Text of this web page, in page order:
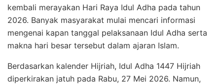
kembali merayakan Hari Raya Idul Adha pada tahun
2026. Banyak masyarakat mulai mencari informasi
mengenai kapan tanggal pelaksanaan Idul Adha serta
makna hari besar tersebut dalam ajaran Islam.
Berdasarkan kalender Hijriah, Idul Adha 1447 Hijriah
diperkirakan jatuh pada Rabu, 27 Mei 2026. Namun,